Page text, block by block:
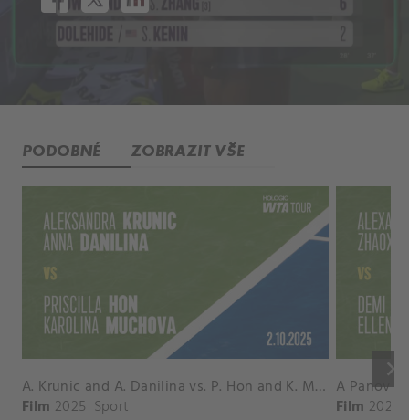
PODOBNÉ ZOBRAZIT VŠE
keyboard_arrow_right
A. Krunic and A. Danilina vs. P. Hon and K. Muchova Match Highlights - BEIJING_Capital Group Diamond ( October 02, 2025)
Film 2025 Sport Film 2026